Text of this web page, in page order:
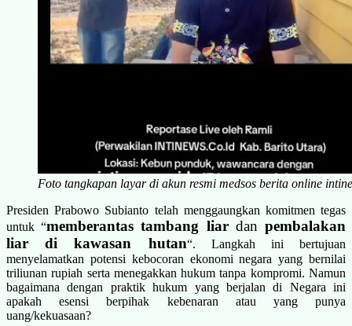
Foto tangkapan layar di akun resmi medsos berita online
Presiden Prabowo Subianto telah menggaungkan komitmen tegas
untuk “memberantas tambang liar dan pembalakan
liar di kawasan hutan“. Langkah ini bertujuan
menyelamatkan potensi kebocoran ekonomi negara yang bernilai
triliunan rupiah serta menegakkan hukum tanpa kompromi. Namun
bagaimana dengan praktik hukum yang berjalan di Negara ini
apakah esensi berpihak kebenaran atau yang punya
uang/kekuasaan?